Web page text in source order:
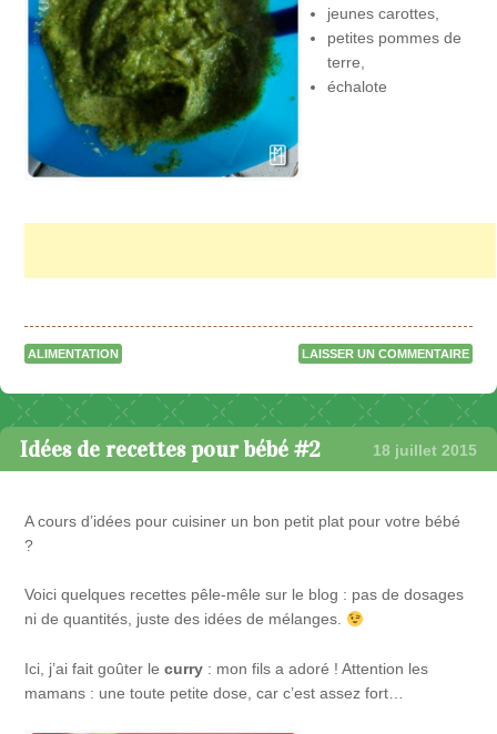
jeunes carottes,
petites pommes de
terre,
échalote
ALIMENTATION LAISSER UN COMMENTAIRE
Idées de recettes pour bébé #2 18 juillet 2015
A cours d’idées pour cuisiner un bon petit plat pour votre bébé
?
Voici quelques recettes pêle-mêle sur le blog : pas de dosages
ni de quantités, juste des idées de mélanges.
Ici, j’ai fait goûter lecurry : mon fils a adoré ! Attention les
mamans : une toute petite dose, car c’est assez fort…